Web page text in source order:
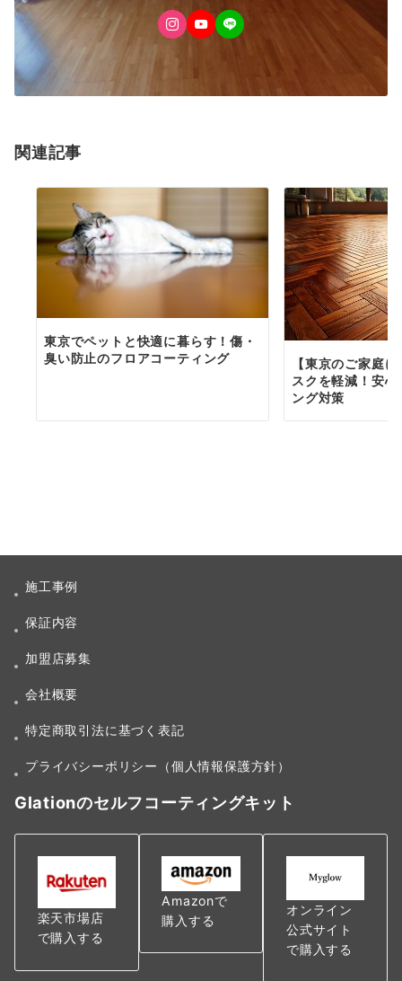
関連記事
東京でペットと快適に暮らす！傷・
臭い防止のフロアコーティング
【東京のご家庭
スクを軽減！安
ング対策
施工事例
保証内容
加盟店募集
会社概要
特定商取引法に基づく表記
プライバシーポリシー（個人情報保護方針）
Glationのセルフコーティングキット
楽天市場店
で購入する
Amazonで
購入する
オンライン
公式サイト
で購入する